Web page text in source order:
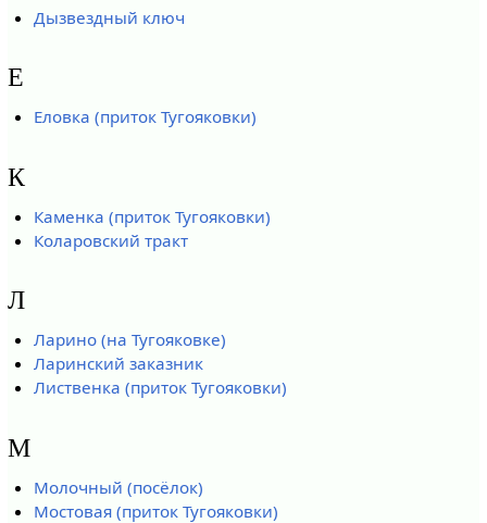
Дызвездный ключ
Е
Еловка (приток Тугояковки)
К
Каменка (приток Тугояковки)
Коларовский тракт
Л
Ларино (на Тугояковке)
Ларинский заказник
Лиственка (приток Тугояковки)
М
Молочный (посёлок)
Мостовая (приток Тугояковки)